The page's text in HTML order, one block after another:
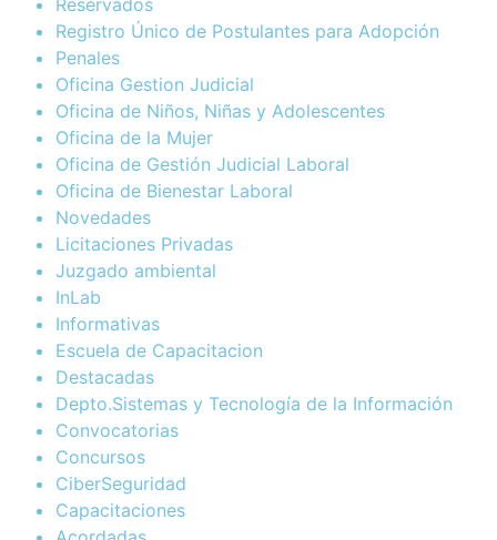
Registro Único de Postulantes para Adopción
Penales
Oficina Gestion Judicial
Oficina de Niños, Niñas y Adolescentes
Oficina de la Mujer
Oficina de Gestión Judicial Laboral
Oficina de Bienestar Laboral
Novedades
Licitaciones Privadas
Juzgado ambiental
InLab
Informativas
Escuela de Capacitacion
Destacadas
Depto.Sistemas y Tecnología de la Información
Convocatorias
Concursos
CiberSeguridad
Capacitaciones